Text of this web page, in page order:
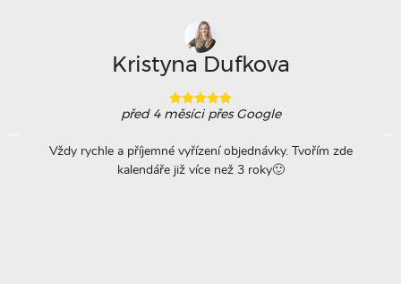
Kristyna Dufkova
před 4 měsícipřes Google
Vždy rychle a příjemné vyřízení objednávky. Tvořím zde
kalendáře již více než 3 roky🙂